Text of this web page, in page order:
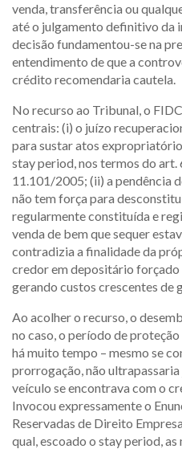
venda, transferência ou
até o julgamento definitivo da
decisão fundamentou-se na
entendimento de que a
crédito recomendaria cautela.
No recurso ao Tribunal, o
centrais: (i) o juízo
para sustar atos
stay period, nos termos do art.
11.101/2005; (ii) a pendência
não tem força para
regularmente constituída e
venda de bem que sequer
contradizia a finalidade da
credor em depositário
gerando custos crescentes de
Ao acolher o recurso, o
no caso, o período de
há muito tempo – mesmo se
prorrogação, não ultrapassaria
veículo se encontrava com o
Invocou expressamente o
Reservadas de Direito
qual, escoado o stay period,